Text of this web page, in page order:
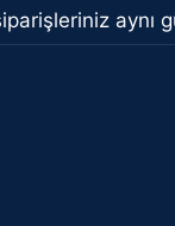
aynı